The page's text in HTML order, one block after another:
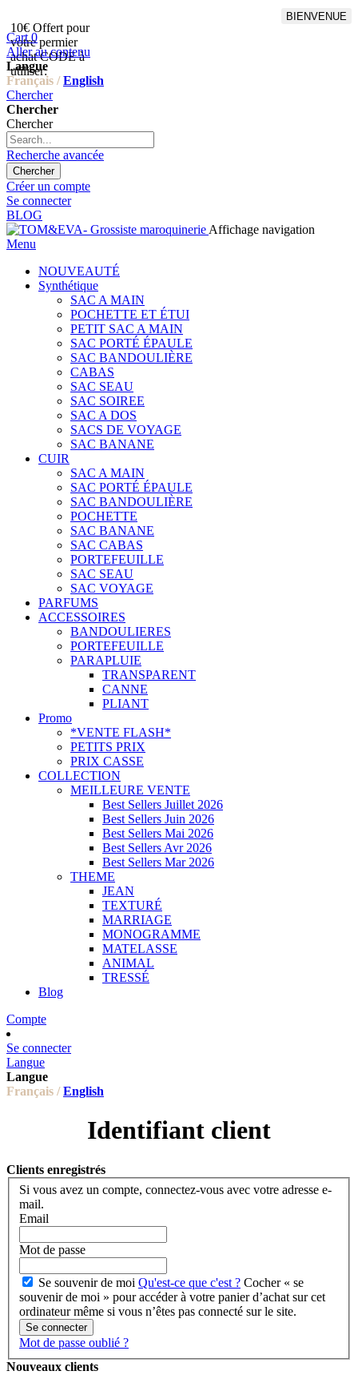
10€ Offert pour
votre permier
achat CODE à
utiliser:
BIENVENUE
Cart 0
Aller au contenu
Langue
Français / English
Chercher
Chercher
Chercher
Recherche avancée
Chercher
Créer un compte
Se connecter
BLOG
Affichage navigation
Menu
NOUVEAUTÉ
Synthétique
SAC A MAIN
POCHETTE ET ÉTUI
PETIT SAC A MAIN
SAC PORTÉ ÉPAULE
SAC BANDOULIÈRE
CABAS
SAC SEAU
SAC SOIREE
SAC A DOS
SACS DE VOYAGE
SAC BANANE
CUIR
SAC A MAIN
SAC PORTÉ ÉPAULE
SAC BANDOULIÈRE
POCHETTE
SAC BANANE
SAC CABAS
PORTEFEUILLE
SAC SEAU
SAC VOYAGE
PARFUMS
ACCESSOIRES
BANDOULIERES
PORTEFEUILLE
PARAPLUIE
TRANSPARENT
CANNE
PLIANT
Promo
*VENTE FLASH*
PETITS PRIX
PRIX CASSE
COLLECTION
MEILLEURE VENTE
Best Sellers Juillet 2026
Best Sellers Juin 2026
Best Sellers Mai 2026
Best Sellers Avr 2026
Best Sellers Mar 2026
THEME
JEAN
TEXTURÉ
MARRIAGE
MONOGRAMME
MATELASSE
ANIMAL
TRESSÉ
Blog
Compte
Se connecter
Langue
Langue
Français / English
Identifiant client
Clients enregistrés
Si vous avez un compte, connectez-vous avec votre adresse e-
mail.
Email
Mot de passe
Se souvenir de moi Qu'est-ce que c'est ? Cocher « se
souvenir de moi » pour accéder à votre panier d’achat sur cet
ordinateur même si vous n’êtes pas connecté sur le site.
Se connecter
Mot de passe oublié ?
Nouveaux clients